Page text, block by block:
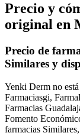
Precio y
original en
Precio de
Similares y
Yenki Derm no
Farmaciasgi,
Farmacias
Fomento
farmacias